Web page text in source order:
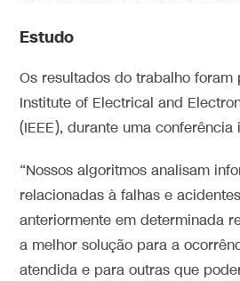
Estudo
Os resultados do trabalho
Institute of Electrical and
(IEEE), durante uma conferência
“Nossos algoritmos analisam
relacionadas à falhas e
anteriormente em determinada
a melhor solução para a
atendida e para outras que